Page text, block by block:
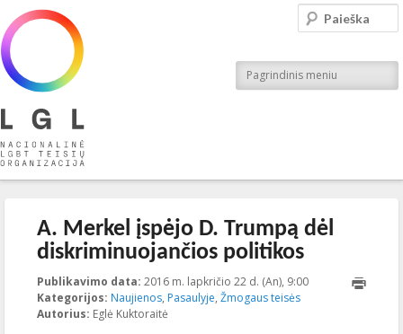
Nacionalinė LGBT teisių organizacija
Pagrindinis meniu
Paieška
A. Merkel įspėjo D. Trumpą dėl
diskriminuojančios politikos
Publikavimo data: 2016 m. lapkričio 22 d. (An), 9:00 2023-10-
Kategorijos: Naujienos, Pasaulyje, Žmogaus teisės
Autorius: Eglė Kuktoraitė